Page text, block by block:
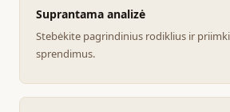
Suprantama analizė
Stebėkite pagrindinius rodiklius ir
sprendimus.